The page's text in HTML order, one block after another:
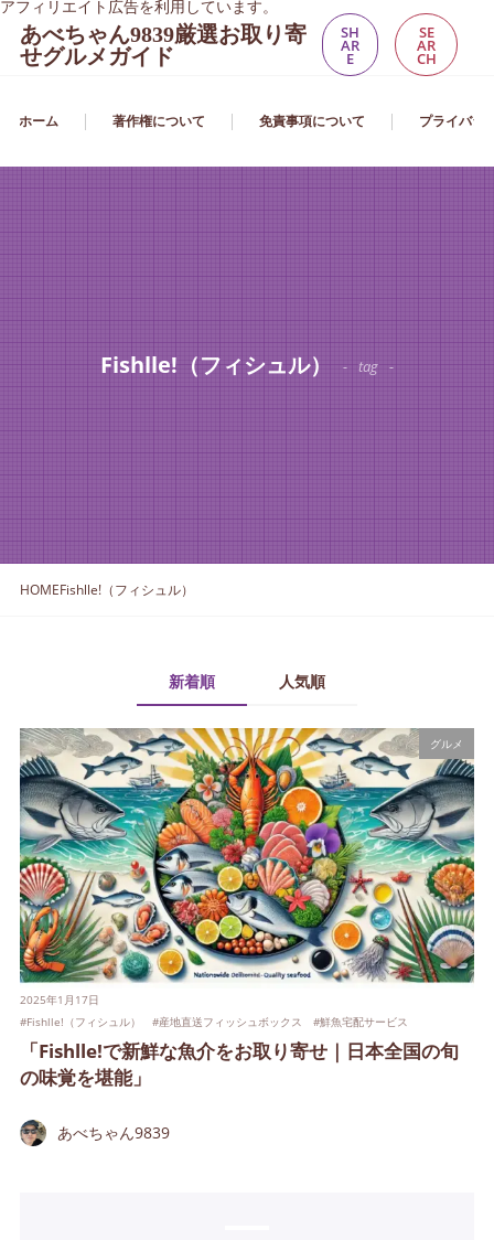
アフィリエイト広告を利用しています。
あべちゃん9839厳選お取り寄
せグルメガイド
SH
AR
E
SE
AR
CH
ホーム 著作権について 免責事項について プライバシ
Fishlle!（フィシュル） tag
HOMEFishlle!（フィシュル）
新着順 人気順
グルメ
2025年1月17日
#Fishlle!（フィシュル） #産地直送フィッシュボックス #鮮魚宅配サービス
「Fishlle!で新鮮な魚介をお取り寄せ｜日本全国の旬
の味覚を堪能」
あべちゃん9839